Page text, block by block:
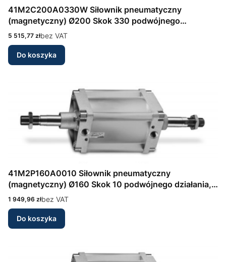
41M2C200A0330W Siłownik pneumatyczny
(magnetyczny) Ø200 Skok 330 podwójnego
działania, amortyzacja przód/tył Seria 41 wg DIN/ISO
6431 Camozzi
Cena
5 515,77 złbez VAT
Do koszyka
41M2P160A0010 Siłownik pneumatyczny
(magnetyczny) Ø160 Skok 10 podwójnego działania,
amortyzacja przód/tył Seria 41 wg DIN/ISO 6431
Camozzi
Cena
1 949,96 złbez VAT
Do koszyka